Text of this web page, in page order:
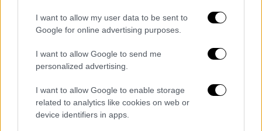
I want to allow my user data to be sent to
Google for online advertising purposes.
I want to allow Google to send me
personalized advertising.
I want to allow Google to enable storage
related to analytics like cookies on web or
device identifiers in apps.
αποτυπώνεται με θετικό ισοζύγιο στις
απόψεις της κοινής γνώμης, ο ένας
στους τέσσερις δεν το γνωρίζει ή/και
δεν παίρνει θέση.
Όπως επίσης προκύπτει από την έρευνα,
το ποσοστό όσων αγοράζουν μέσω
ηλεκτρονικών καταστημάτων